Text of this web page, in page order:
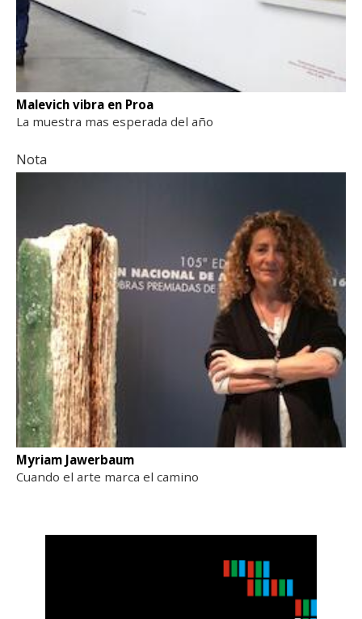
Malevich vibra en Proa
La muestra mas esperada del año
Nota
Myriam Jawerbaum
Cuando el arte marca el camino